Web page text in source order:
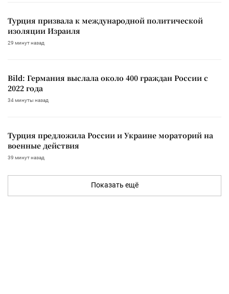
Турция призвала к международной политической
изоляции Израиля
29 минут назад
Bild: Германия выслала около 400 граждан России с
2022 года
34 минуты назад
Турция предложила России и Украине мораторий на
военные действия
39 минут назад
Показать ещё